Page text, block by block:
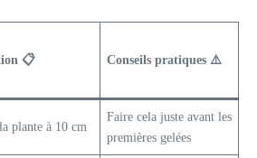
📋 Conseils pratiques ⚠️
plante à 10 cm
Faire cela juste avant les
premières gelées